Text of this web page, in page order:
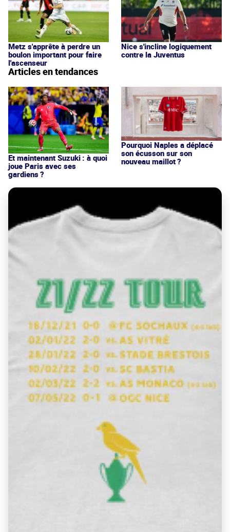
Metz s'apprête à perdre un
boulon important pour faire
l'ascenseur
Nice s'incline logiquement
contre la Juventus
Articles en tendances
Et maintenant Suzuki : à quoi
joue Paris avec ses
gardiens ?
Pourquoi Naples a déplacé
son écusson sur son
nouveau maillot ?